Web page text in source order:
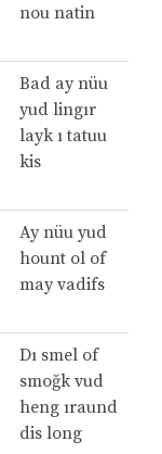
nou natin
Bad ay nüu
yud lingır
layk ı tatuu
kis
Ay nüu yud
hount ol of
may vadifs
Dı smel of
smoğk vud
heng ıraund
dis long